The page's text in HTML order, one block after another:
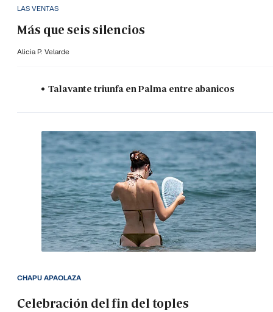
LAS VENTAS
Más que seis silencios
Alicia P. Velarde
Talavante triunfa en Palma entre abanicos
Celebración del fin del toples
CHAPU APAOLAZA